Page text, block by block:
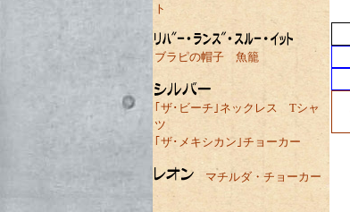
ト
ブラピの帽子 魚籠
｢ザ･ビーチ｣ネックレス
Tシャ
ツ
｢ザ･メキシカン｣チョーカー
マチルダ・チョーカー